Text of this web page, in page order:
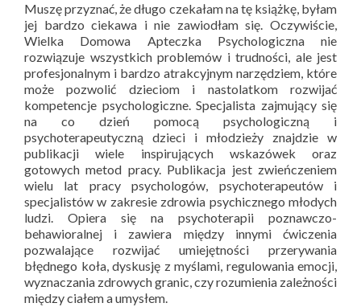
Muszę przyznać, że długo czekałam na tę książkę, byłam
jej bardzo ciekawa i nie zawiodłam się. Oczywiście,
Wielka Domowa Apteczka Psychologiczna nie
rozwiązuje wszystkich problemów i trudności, ale jest
profesjonalnym i bardzo atrakcyjnym narzędziem, które
może pozwolić dzieciom i nastolatkom rozwijać
kompetencje psychologiczne. Specjalista zajmujący się
na co dzień pomocą psychologiczną i
psychoterapeutyczną dzieci i młodzieży znajdzie w
publikacji wiele inspirujących wskazówek oraz
gotowych metod pracy. Publikacja jest zwieńczeniem
wielu lat pracy psychologów, psychoterapeutów i
specjalistów w zakresie zdrowia psychicznego młodych
ludzi. Opiera się na psychoterapii poznawczo-
behawioralnej i zawiera między innymi ćwiczenia
pozwalające rozwijać umiejętności przerywania
błędnego koła, dyskusję z myślami, regulowania emocji,
wyznaczania zdrowych granic, czy rozumienia zależności
między ciałem a umysłem.